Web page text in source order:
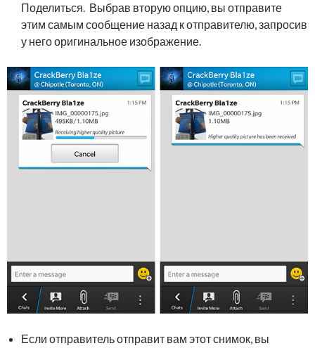
Поделиться. Выбрав вторую опцию, вы отправите
этим самым сообщение назад к отправителю, запросив
у него оригинальное изображение.
Если отправитель отправит вам этот снимок, вы